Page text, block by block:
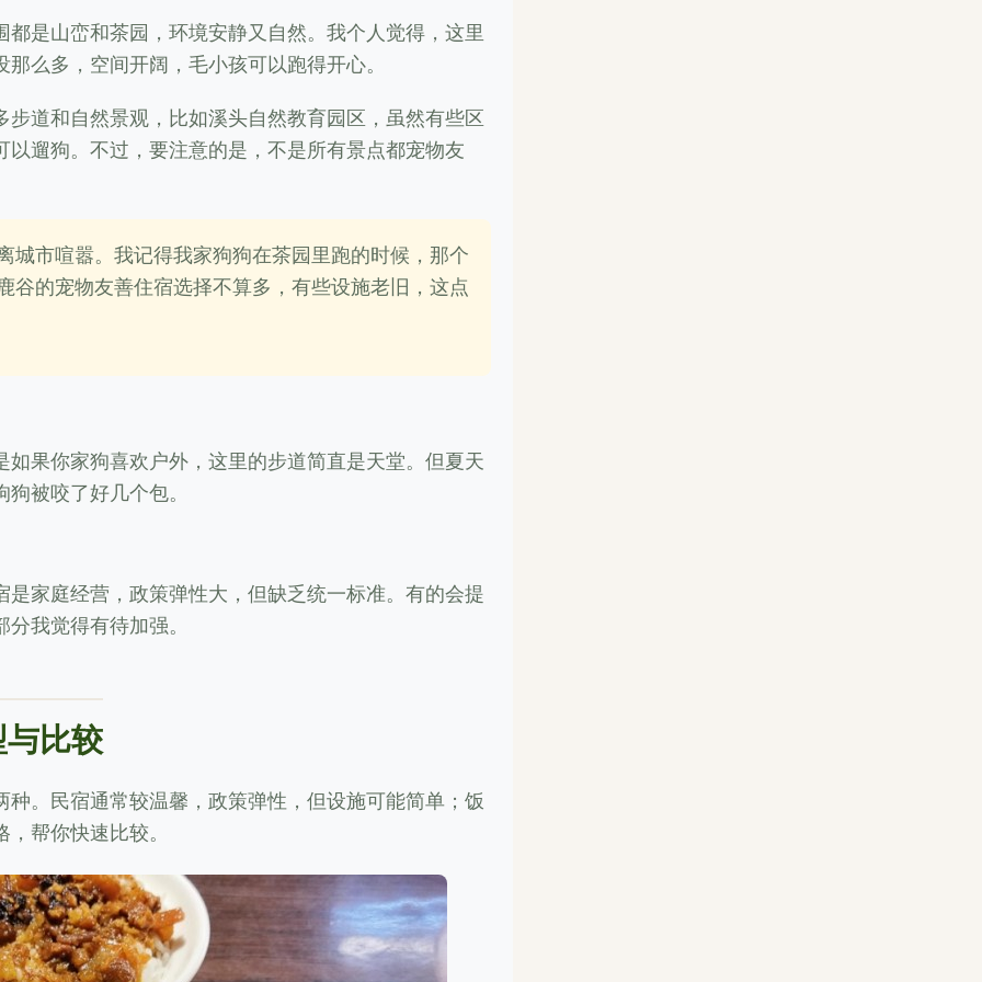
是山峦和茶园，环境安静又自然。我个人觉得，这里
么多，空间开阔，毛小孩可以跑得开心。
步道和自然景观，比如溪头自然教育园区，虽然有些区
遛狗。不过，要注意的是，不是所有景点都宠物友
城市喧嚣。我记得我家狗狗在茶园里跑的时候，那个
谷的宠物友善住宿选择不算多，有些设施老旧，这点
果你家狗喜欢户外，这里的步道简直是天堂。但夏天
被咬了好几个包。
家庭经营，政策弹性大，但缺乏统一标准。有的会提
我觉得有待加强。
比较
。民宿通常较温馨，政策弹性，但设施可能简单；饭
帮你快速比较。